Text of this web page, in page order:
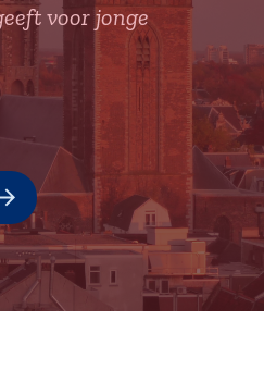
voor jonge